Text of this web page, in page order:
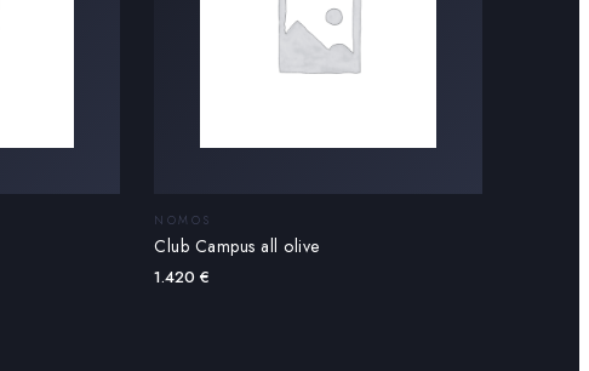
NOMOS
Club Campus all olive
1.420 €